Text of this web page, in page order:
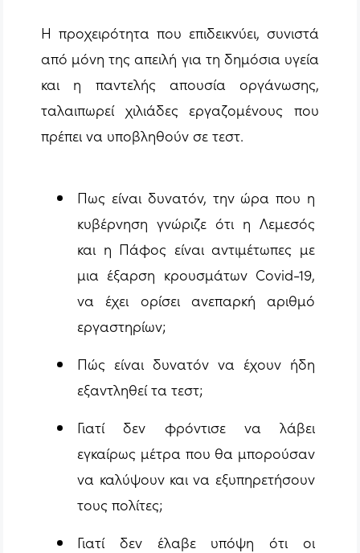
Η προχειρότητα που επιδεικνύει, συνιστά
από μόνη της απειλή για τη δημόσια υγεία
και η παντελής απουσία οργάνωσης,
ταλαιπωρεί χιλιάδες εργαζομένους που
πρέπει να υποβληθούν σε τεστ.
Πως είναι δυνατόν, την ώρα που η
κυβέρνηση γνώριζε ότι η Λεμεσός
και η Πάφος είναι αντιμέτωπες με
μια έξαρση κρουσμάτων Covid-19,
να έχει ορίσει ανεπαρκή αριθμό
εργαστηρίων;
Πώς είναι δυνατόν να έχουν ήδη
εξαντληθεί τα τεστ;
Γιατί δεν φρόντισε να λάβει
εγκαίρως μέτρα που θα μπορούσαν
να καλύψουν και να εξυπηρετήσουν
τους πολίτες;
Γιατί δεν έλαβε υπόψη ότι οι